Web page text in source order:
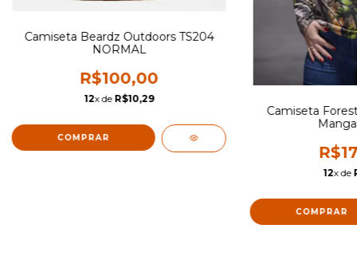
Camiseta Beardz Outdoors TS204
NORMAL
R$100,00
12x de R$10,29
COMPRAR
Camiseta
12x de
COMPRAR